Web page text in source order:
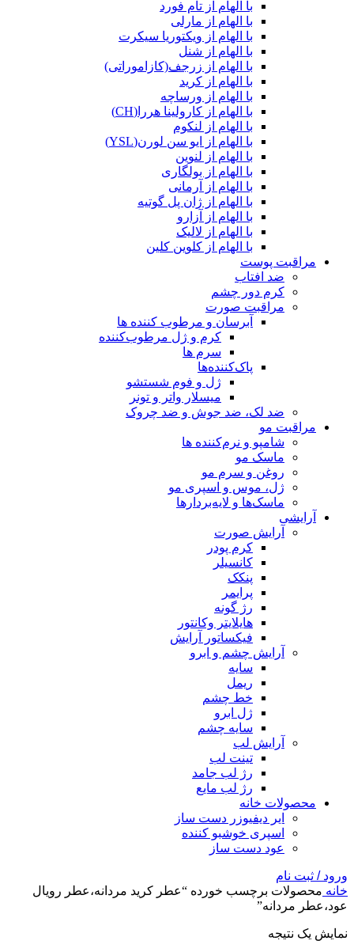
با الهام از تام فورد
با الهام از مارلی
با الهام از ویکتوریا سیکرت
با الهام از شنل
با الهام از زرجف(کازاموراتی)
با الهام از کرید
با الهام از ورساچه
با الهام از کارولینا هررا(CH)
با الهام از لنکوم
با الهام از ایو سن لورن(YSL)
با الهام از لنوین
با الهام از بولگاری
با الهام از آرمانی
با الهام از ژان پل گوتیه
با الهام از آزارو
با الهام از لالیک
با الهام از کلوین کلین
مراقبت پوست
ضد افتاب
کرم دور چشم
مراقبت صورت
آبرسان و مرطوب کننده ها
کرم و ژل مرطوب‌کننده
سرم ها
پاک‌کننده‌ها
ژل و فوم شستشو
میسلار واتر و تونر
ضد لک، ضد جوش و ضد چروک
مراقبت مو
شامپو و نرم‌کننده ها
ماسک مو
روغن و سرم مو
ژل، موس و اسپری مو
ماسک‌ها و لایه‌بردارها
آرایشی
آرایش صورت
کرم پودر
کانسیلر
پنکک
پرایمر
رژ گونه
هایلایتر وکانتور
فیکساتور آرایش
آرایش چشم و ابرو
سایه
ریمل
خط چشم
ژل ابرو
سایه چشم
آرایش لب
تینت لب
رژ لب جامد
رژ لب مایع
محصولات خانه
ایر دیفیوزر دست ساز
اسپری خوشبو کننده
عود دست ساز
ورود / ثبت نام
خانه محصولات برچسب خورده “عطر کرید مردانه،عطر رویال
عود،عطر مردانه”
نمایش یک نتیجه